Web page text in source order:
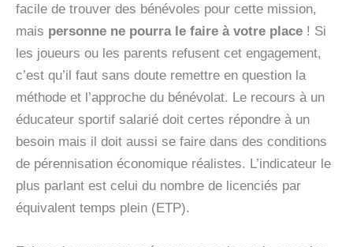
facile de trouver des bénévoles pour cette mission,
mais personne ne pourra le faire à votre place ! Si
les joueurs ou les parents refusent cet engagement,
c’est qu’il faut sans doute remettre en question la
méthode et l’approche du bénévolat. Le recours à un
éducateur sportif salarié doit certes répondre à un
besoin mais il doit aussi se faire dans des conditions
de pérennisation économique réalistes. L’indicateur le
plus parlant est celui du nombre de licenciés par
équivalent temps plein (ETP).